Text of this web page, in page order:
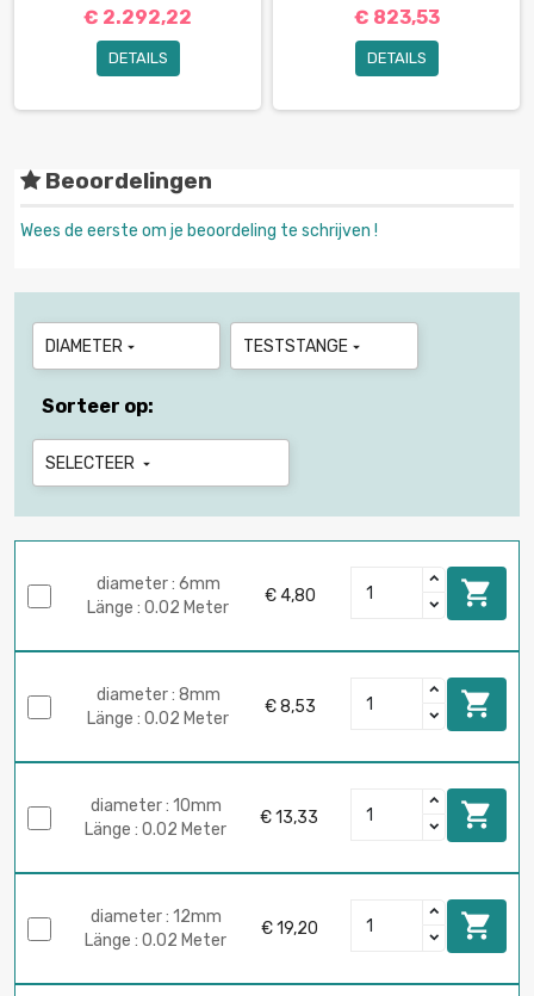
€ 2.292,22
DETAILS
€ 823,53
DETAILS
Beoordelingen
Wees de eerste om je beoordeling te schrijven !
DIAMETER  TESTSTANGE 
Sorteer op:
SELECTEER 
diameter : 6mm
Länge : 0.02 Meter
€ 4,80 
diameter : 8mm
Länge : 0.02 Meter
€ 8,53 
diameter : 10mm
Länge : 0.02 Meter
€ 13,33 
diameter : 12mm
Länge : 0.02 Meter
€ 19,20 